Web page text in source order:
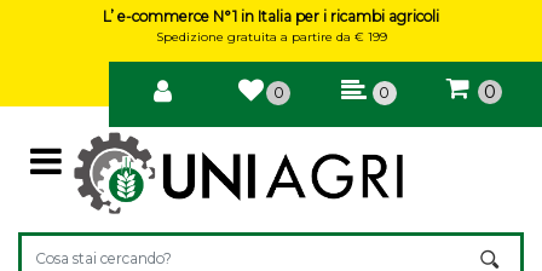
L’ e-commerce N°1 in Italia per i ricambi agricoli
Spedizione gratuita a partire da € 199
0 0 0
Open
La modifica di un filtro aggiorna automaticamente gli altri filtri